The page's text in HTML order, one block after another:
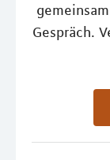
Gespräch.